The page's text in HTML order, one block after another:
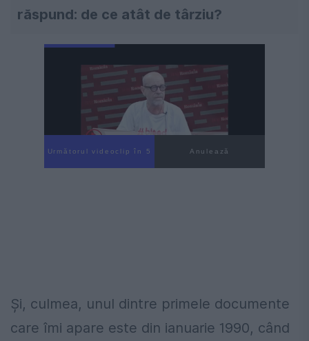
răspund: de ce atât de târziu?
Următorul videoclip în 4 Anulează
Și, culmea, unul dintre primele documente
care îmi apare este din ianuarie 1990, când